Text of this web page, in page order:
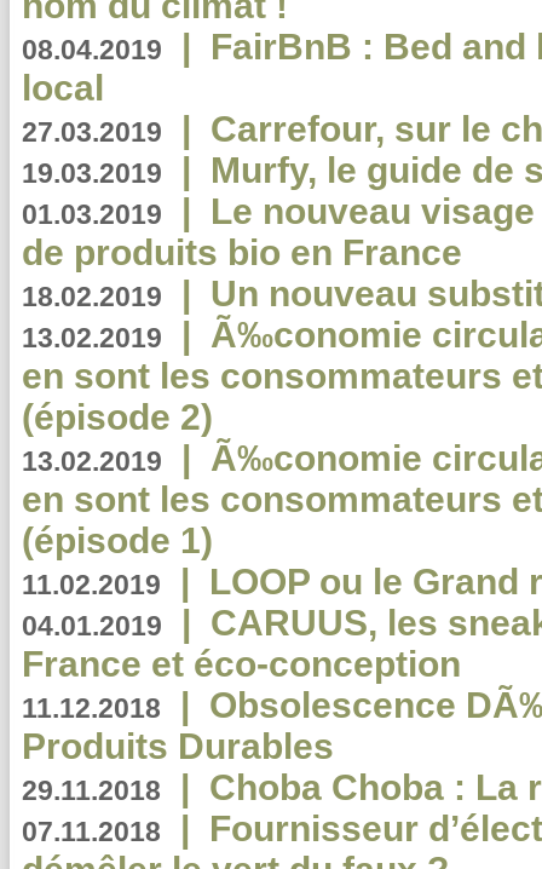
08.04.2019 | FairBnB : Bed
local
27.03.2019 | Carrefour, sur le
19.03.2019 | Murfy, le guide de
01.03.2019 | Le nouveau
de produits bio en France
18.02.2019 | Un nouveau
13.02.2019 | Ã‰conomie
en sont les consommateurs
(épisode 2)
13.02.2019 | Ã‰conomie
en sont les consommateurs
(épisode 1)
11.02.2019 | LOOP ou le Grand
04.01.2019 | CARUUS, les
France et éco-conception
11.12.2018 | Obsolescence
Produits Durables
29.11.2018 | Choba Choba : La
07.11.2018 | Fournisseur